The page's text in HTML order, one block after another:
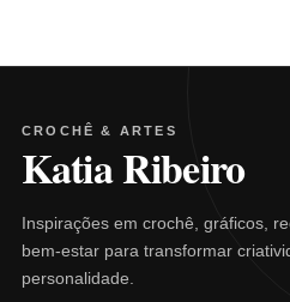
CROCHÊ & ARTES
Katia Ribeiro
Inspirações em crochê, gráficos,
bem-estar para transformar
personalidade.